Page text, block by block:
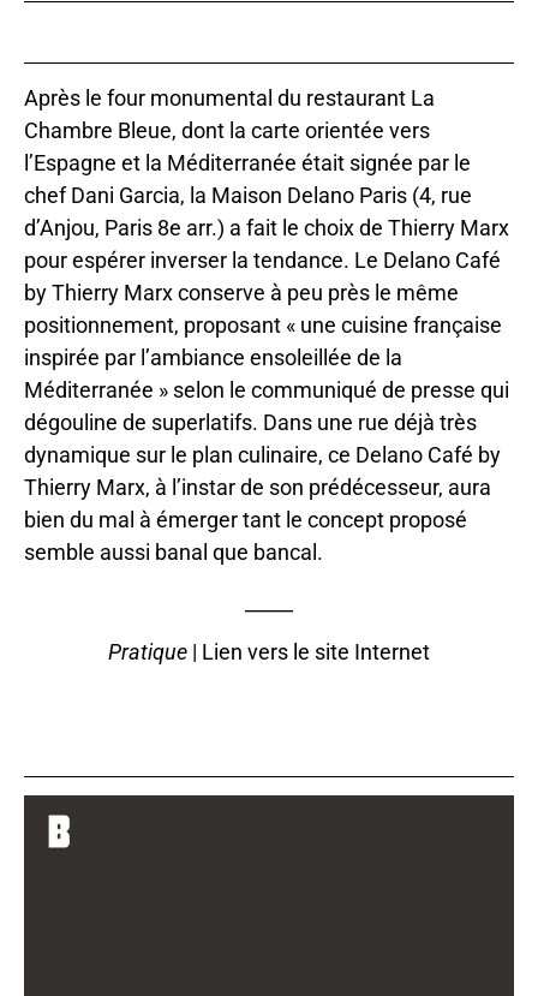
Après le four monumental du restaurant La
Chambre Bleue, dont la carte orientée vers
l’Espagne et la Méditerranée était signée par le
chef Dani Garcia, la Maison Delano Paris (4, rue
d’Anjou, Paris 8e arr.) a fait le choix de Thierry Marx
pour espérer inverser la tendance. Le Delano Café
by Thierry Marx conserve à peu près le même
positionnement, proposant « une cuisine française
inspirée par l’ambiance ensoleillée de la
Méditerranée » selon le communiqué de presse qui
dégouline de superlatifs. Dans une rue déjà très
dynamique sur le plan culinaire, ce Delano Café by
Thierry Marx, à l’instar de son prédécesseur, aura
bien du mal à émerger tant le concept proposé
semble aussi banal que bancal.
Pratique | Lien vers le site Internet